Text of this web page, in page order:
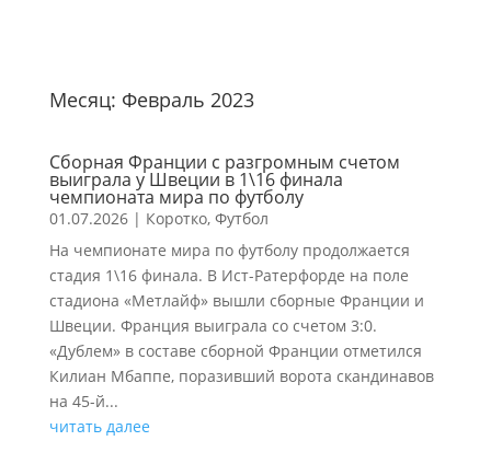
Месяц: Февраль 2023
Сборная Франции с разгромным счетом
выиграла у Швеции в 1\16 финала
чемпионата мира по футболу
01.07.2026| Коротко, Футбол
На чемпионате мира по футболу продолжается
стадия 1\16 финала. В Ист-Ратерфорде на поле
стадиона «Метлайф» вышли сборные Франции и
Швеции. Франция выиграла со счетом 3:0.
«Дублем» в составе сборной Франции отметился
Килиан Мбаппе, поразивший ворота скандинавов
на 45-й...
читать далее